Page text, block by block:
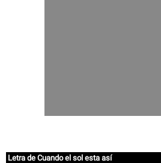
Letra de Cuando el sol esta así